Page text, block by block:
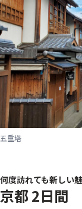
五重塔
何度訪れても新しい
京都 2日間